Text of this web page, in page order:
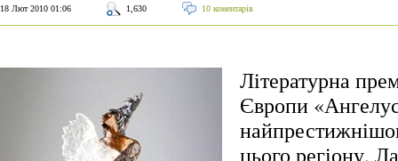
18 Лют 2010 01:06 1,630 10 коментарів
Літературна
Європи
цього регіону.